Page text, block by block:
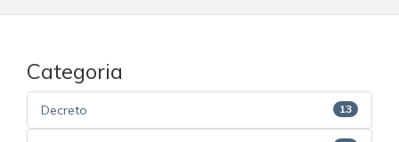
Categoria
Decreto 13